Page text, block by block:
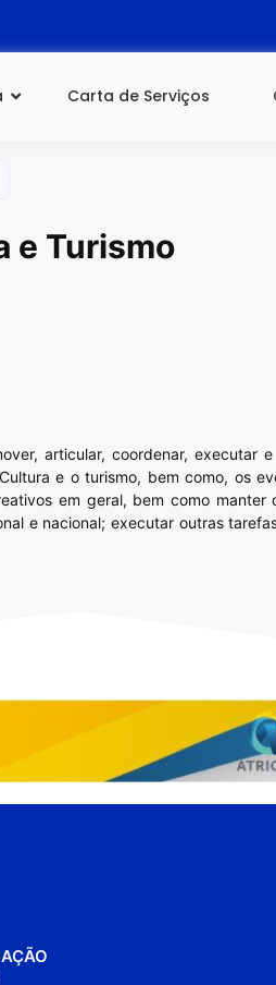
Carta de Serviços
e Turismo
articular, coordenar, executar
e o turismo, bem como, os
em geral, bem como manter
e nacional; executar outras